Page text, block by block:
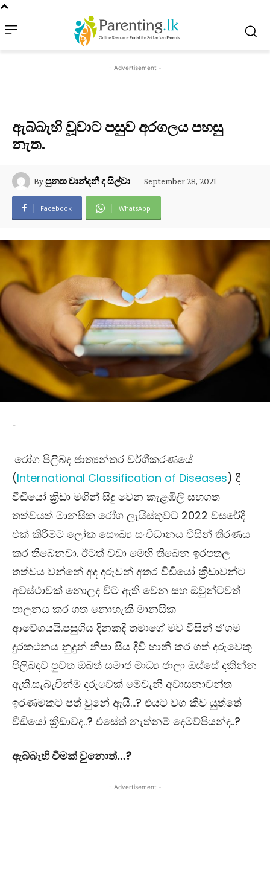
- Advertisement -
ඇබ්බැහි වූවාට පසුව අරගලය පහසු
නැත.
Byපුන්‍යා චාන්දනී ද සිල්වා September 28, 2021
Facebook WhatsApp
-
රෝග පිලිබඳ ජාත්‍යන්තර වර්ගීකරණයේ
(International Classification of Diseases) දී
වීඩියෝ ක්‍රිඩා මගින් සිදු වෙන කැළඹිලි සහගත
තත්වයත් මානසික රෝග ලැයිස්තුවට 2022 වසරේදී
එක් කිරීමට ලෝක සෞඛ්‍ය සංවිධානය විසින් තීරණය
කර තිබෙනවා. ඊටත් වඩා මෙහි තිබෙන ඉරපතල
තත්වය වන්නේ අද දරුවන් අතර විඩියෝ ක්‍රිඩාවන්ට
අවස්ථාවක් නොලද විට ඇති වෙන සහ ඔවුන්ටවත්
පාලනය කර ගත නොහැකි මානසික
ආවේගයයි.පසුගිය දිනකදී තමාගේ මව විසින් ජ’ගම
දුරකථනය නුදුන් නිසා සිය දිවි හානි කර ගත් දරුවෙකු
පිලිබදව පුවත ඔබත් සමාජ මාධ්‍ය ජාලා ඔස්සේ දකින්න
ඇති.සැබැවින්ම දරුවෙක් මෙවැනි අවාසනාවන්ත
ඉරණමකට පත් වුනේ ඇයි…? එයට වග කිව යුත්තේ
වීඩියෝ ක්‍රිඩාවද..? එසේත් නැත්නම් දෙමව්පියන්ද..?
ඇබ්බැහි විමක් වුනොත්…?
- Advertisement -